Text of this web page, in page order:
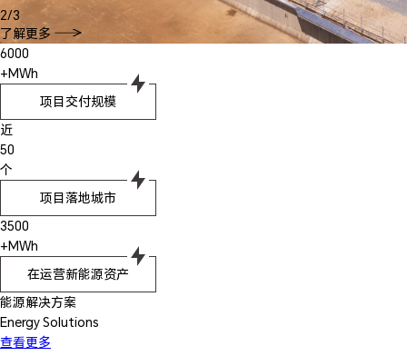
了解更多
3/3
6000
+MWh
项目交付规模
近
50
个
项目落地城市
3500
+MWh
在运营新能源资产
能源解决方案
Energy Solutions
查看更多